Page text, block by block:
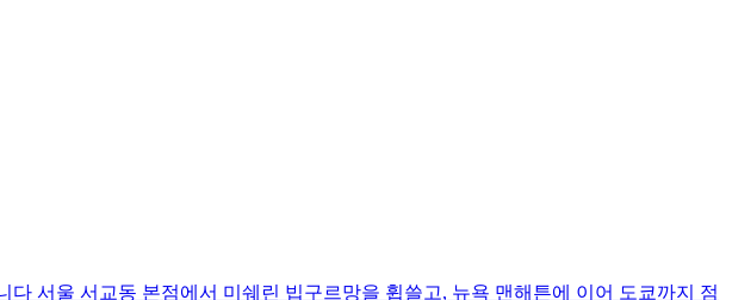
서울 서교동 본점에서 미쉐린 빕구르망을 휩쓸고, 뉴욕 맨해튼에 이어 도쿄까지 점